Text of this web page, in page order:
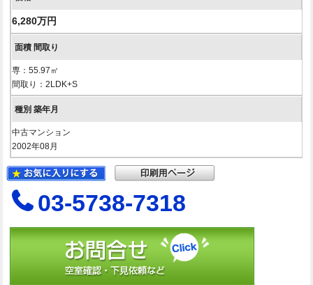
6,280万円
専：55.97㎡
間取り：2LDK+S
中古マンション
2002年08月
03-5738-7318